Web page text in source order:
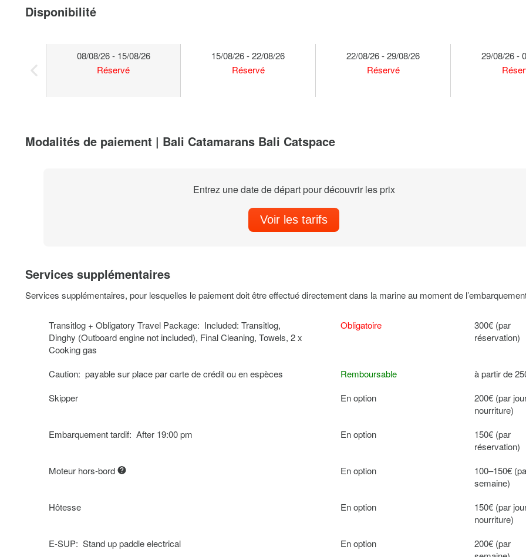
Disponibilité
08/08/26 - 15/08/26
Réservé
15/08/26 - 22/08/26
Réservé
22/08/26 - 29/08/26
Réservé
29/08/26 -
Modalités de paiement | Bali Catamarans Bali Catspace
Entrez une date de départ pour découvrir les prix
Voir les tarifs
Services supplémentaires
Services supplémentaires, pour lesquelles le paiement doit être effectué directement dans la marine au moment de
Transitlog + Obligatory Travel Package: Included: Transitlog,
Dinghy (Outboard engine not included), Final Cleaning, Towels, 2 x
Cooking gas
Obligatoire
300€ (par
réservation)
Caution: payable sur place par carte de crédit ou en espèces Remboursable
à partir de
Skipper
En option
200€ (par
nourriture)
Embarquement tardif: After 19:00 pm
En option
150€ (par
réservation)
Moteur hors-bord
En option
100–150€
semaine)
Hôtesse
En option
150€ (par
nourriture)
E-SUP: Stand up paddle electrical
En option
200€ (par